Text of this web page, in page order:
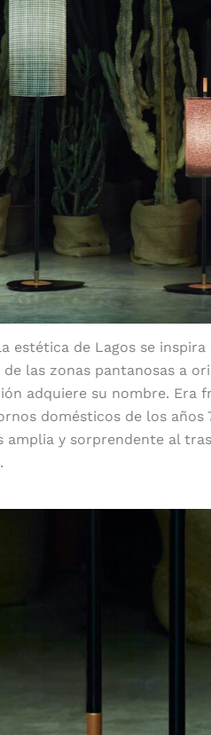
estética de Lagos se
las zonas pantanosas a
adquiere su nombre. Era
domésticos de los años
y sorprendente al